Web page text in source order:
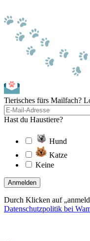
Tierisches fürs Mailfach?
Hast du Haustiere?
Hund
Katze
Keine
Anmelden
Durch Klicken auf
Datenschutzpolitik bei